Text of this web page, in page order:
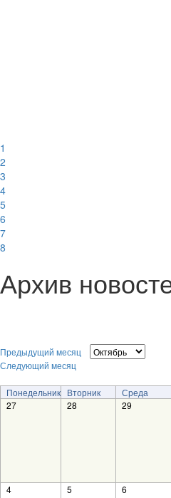
1
2
3
4
5
6
7
8
Архив
Предыдущий месяц
Следующий месяц
Понедельник Вторник Среда
27
28 29
4 5 6